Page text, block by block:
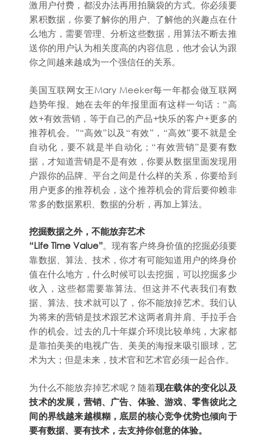
激用户付费，都没办法再用拍脑袋的方式。你必须要
累积数据，你要了解你的用户、了解他的兴趣点在什
么地方，需要管理、分析这些数据，用算法不断去推
送你的用户认为相关度高的内容信息，他才会认为跟
你之间越来越成为一个强信任的关系。
美国互联网女王Mary Meeker每一年都会做互联网
趋势年报。她在去年的年报里面有这样一句话：“高
效+有效营销，等于自己的产品+快乐的客户+更多的
推荐机会。”“高效”以及“有效”，“高效”要不就是全
自动化，要不就是半自动化；“有效营销”是要有数
据，才知道营销是不是有效，你要从数据里面发现用
户跟你的品牌、平台之间是什么样的关系，你要给到
用户更多的推荐机会，这个推荐机会的背后要仰赖非
常多的数据累积、数据的分析，再加上算法。
挖掘数据之外，不能放弃艺术
“Life Time Value”。现有客户终身价值的挖掘必须要
靠数据、算法、技术，你才有可能知道用户的终身价
值在什么地方，什么时候可以去挖掘，可以挖掘多少
收入，这些都需要靠算法。但这并不代表我们有数
据、算法、技术就可以了，你不能放掉艺术。我们认
为将来的营销是技术跟艺术这两者肩并肩、手拉手合
作的机会。过去的几十年媒介环境比较单纯，大家都
是靠拍美美的电视广告、美美的海报来吸引眼球，艺
术为大；但是未来，技术官和艺术官必须一起合作。
为什么不能放弃掉艺术呢？随着现在载体的变化以及
技术的发展，营销、广告、体验、游戏、零售彼此之
间的界线越来越模糊，底层的核心竞争优势也倾向于
要有数据、要有技术，去支持你创意的体验。